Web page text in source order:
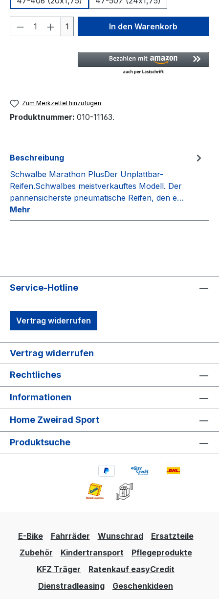
Produkt Anzahl: Gib den
1 In den Warenkorb
Zum Merkzettel hinzufügen
Produktnummer: 010-11163.
Beschreibung
Schwalbe Marathon PlusDer Unplattbar-
Reifen.Schwalbes meistverkauftes Modell. Der
pannensicherste pneumatische Reifen, den e…
Mehr
Service-Hotline
Vertrag widerrufen
Vertrag widerrufen
Rechtliches
Informationen
Home Zweirad Sport
Produktsuche
E-Bike Fahrräder Wunschrad
Ersatzteile
Zubehör
Kindertransport
Pflegeprodukte
KFZ Träger
Ratenkauf easyCredit
Dienstradleasing
Geschenkideen